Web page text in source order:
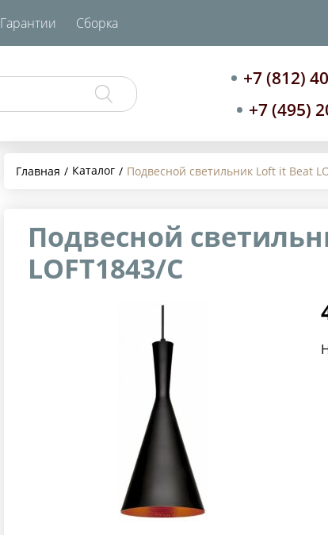
Гарантии Сборка
+7 (812)
+7 (495)
Главная Каталог Подвесной светильник Loft it Beat
Подвесной
LOFT1843/C